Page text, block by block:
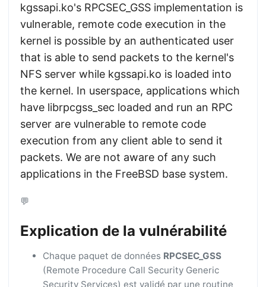
kgssapi.ko's RPCSEC_GSS implementation is
vulnerable, remote code execution in the
kernel is possible by an authenticated user
that is able to send packets to the kernel's
NFS server while kgssapi.ko is loaded into
the kernel. In userspace, applications which
have librpcgss_sec loaded and run an RPC
server are vulnerable to remote code
execution from any client able to send it
packets. We are not aware of any such
applications in the FreeBSD base system.
💬
Explication de la vulnérabilité
Chaque paquet de données RPCSEC_GSS
(Remote Procedure Call Security Generic
Security Services) est validé par une routine